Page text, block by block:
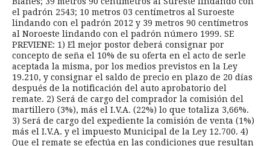
el padrón 2543; 10 metros 03 centímetros al Suroeste
lindando con el padrón 2012 y 39 metros 90 centímetros
al Noroeste lindando con el padrón número 1999. SE
PREVIENE: 1) El mejor postor deberá consignar por
concepto de seña el 10% de su oferta en el acto de serle
aceptada la misma, por los medios previstos en la Ley
19.210, y consignar el saldo de precio en plazo de 20 días
después de la notificación del auto aprobatorio del
remate. 2) Será de cargo del comprador la comisión del
martillero (3%), más el I.V.A. (22%) lo que totaliza 3,66%.
3) Será de cargo del expediente la comisión de venta (1%)
más el I.V.A. y el impuesto Municipal de la Ley 12.700. 4)
Que el remate se efectúa en las condiciones que resultan